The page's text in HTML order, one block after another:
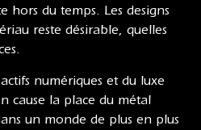
hors du temps. Les designs
reste désirable, quelles
numériques et du luxe
cause la place du métal
un monde de plus en plus